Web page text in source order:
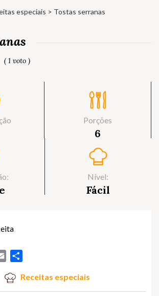
especiais > Tostas serranas
( 1 voto )
Porções
6
Nível:
Fácil
Email
Receitas especiais